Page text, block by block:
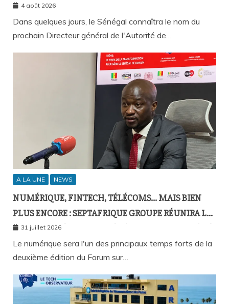
CELUI DE DEMAIN ?
4 août 2026
Dans quelques jours, le Sénégal connaîtra le nom du
prochain Directeur général de l'Autorité de…
A LA UNE NEWS
NUMÉRIQUE, FINTECH, TÉLÉCOMS… MAIS BIEN
PLUS ENCORE : SEPTAFRIQUE GROUPE RÉUNIRA LE
GOTHA DE L’ÉCONOMIE SÉNÉGALAISE LE 10 AOÛT À
DAKAR
31 juillet 2026
Le numérique sera l'un des principaux temps forts de la
deuxième édition du Forum sur…